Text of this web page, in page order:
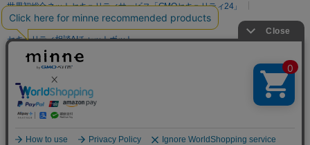
世界初総合ネットセキュリティサービス「GMOセキュリティ24」
パスワード漏洩診断
Webサイトリスク診断
セキュリティ相談AIチャットボット
実在証明・盗聴対策
サイバー攻撃対策（GMO Flatt Security）
セキュリティ事業の軌跡